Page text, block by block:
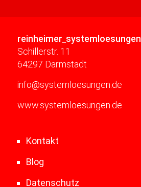
reinheimer systemloesungen
Schillerstr. 11
64297 Darmstadt
info@systemloesungen.de
www.systemloesungen.de
Kontakt
Blog
Datenschutz